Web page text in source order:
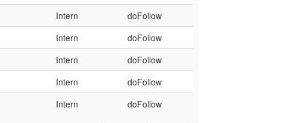
Intern
doFollow
Intern
doFollow
Intern
doFollow
Intern
doFollow
Intern doFollow